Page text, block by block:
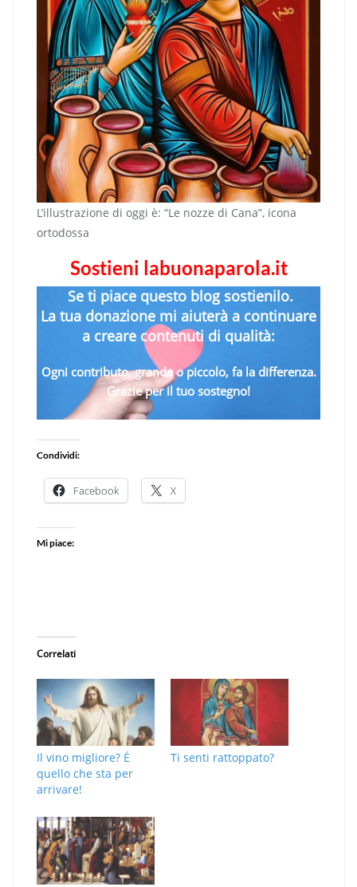
L’illustrazione di oggi è: “Le nozze di Cana”, icona
ortodossa
Sostieni labuonaparola.it
Se ti piace questo blog sostienilo.
La tua donazione mi aiuterà a continuare
a creare contenuti di qualità:
Ogni contributo, grande o piccolo, fa la differenza.
Grazie per il tuo sostegno!
Condividi:
Facebook X
Mi piace:
Correlati
Il vino migliore? É
quello che sta per
arrivare!
Ti senti rattoppato?